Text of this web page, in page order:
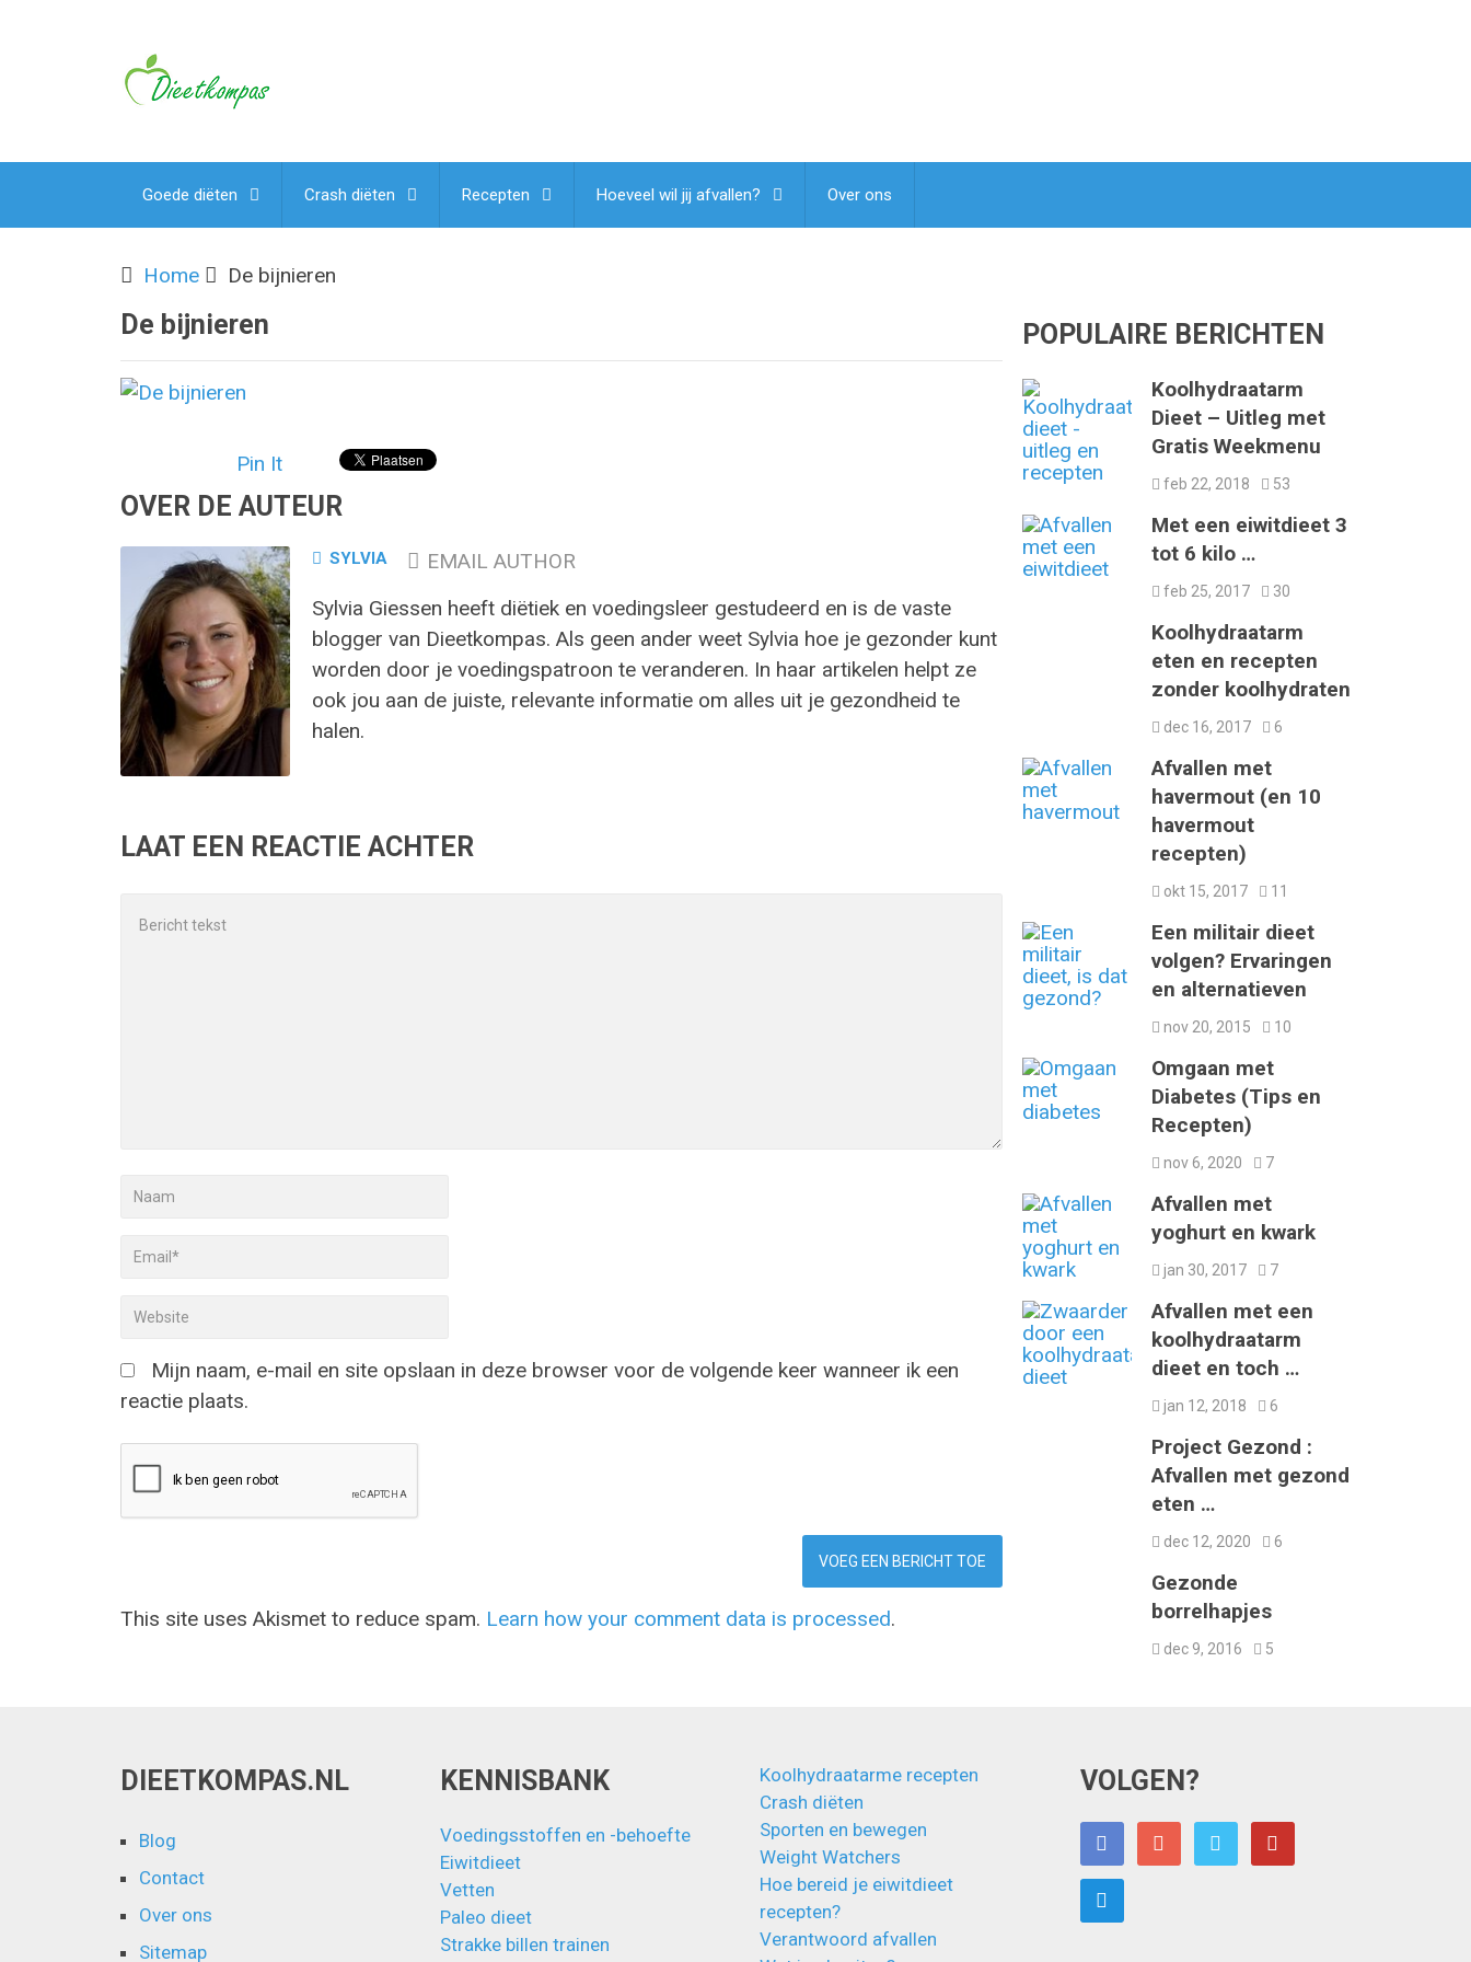
Goede diëten Crash diëten Recepten Hoeveel wil jij afvallen? Over ons
Home De bijnieren
De bijnieren
Pin It
OVER DE AUTEUR
SYLVIA
EMAIL AUTHOR
Sylvia Giessen heeft diëtiek en voedingsleer gestudeerd en is de vaste
blogger van Dieetkompas. Als geen ander weet Sylvia hoe je gezonder kunt
worden door je voedingspatroon te veranderen. In haar artikelen helpt ze
ook jou aan de juiste, relevante informatie om alles uit je gezondheid te
halen.
LAAT EEN REACTIE ACHTER
Mijn naam, e-mail en site opslaan in deze browser voor de volgende keer wanneer ik een
reactie plaats.
This site uses Akismet to reduce spam. Learn how your comment data is processed.
POPULAIRE BERICHTEN
Koolhydraatarm
Dieet – Uitleg met
Gratis Weekmenu
feb 22, 2018 53
Met een eiwitdieet 3
tot 6 kilo …
feb 25, 2017 30
Koolhydraatarm
eten en recepten
zonder koolhydraten
dec 16, 2017 6
Afvallen met
havermout (en 10
havermout
recepten)
okt 15, 2017 11
Een militair dieet
volgen? Ervaringen
en alternatieven
nov 20, 2015 10
Omgaan met
Diabetes (Tips en
Recepten)
nov 6, 2020 7
Afvallen met
yoghurt en kwark
jan 30, 2017 7
Afvallen met een
koolhydraatarm
dieet en toch …
jan 12, 2018 6
Project Gezond :
Afvallen met gezond
eten …
dec 12, 2020 6
Gezonde
borrelhapjes
dec 9, 2016 5
DIEETKOMPAS.NL
Blog
Contact
Over ons
Sitemap
KENNISBANK
Voedingsstoffen en -behoefte
Eiwitdieet
Vetten
Paleo dieet
Strakke billen trainen
Koolhydraatarme recepten
Crash diëten
Sporten en bewegen
Weight Watchers
Hoe bereid je eiwitdieet
recepten?
Verantwoord afvallen
VOLGEN?